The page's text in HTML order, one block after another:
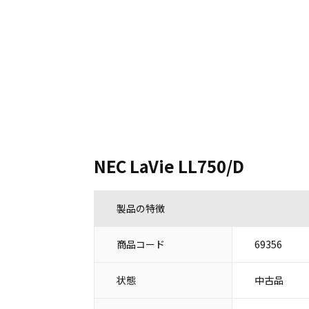
NEC LaVie LL750/D
製品の特徴
商品コード 69356
状態 中古品